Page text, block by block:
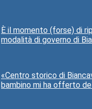
È il momento (forse) di
modalità di governo di
«Centro storico di
bambino mi ha offerto